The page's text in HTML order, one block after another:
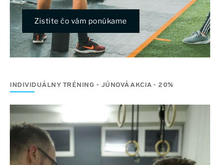
Zistite čo vám ponúkame
INDIVIDUÁLNY TRÉNING - JÚNOVÁ AKCIA - 20%